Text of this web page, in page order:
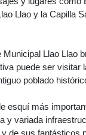
Llao y la Capilla
Llao Llao
puede ser visitar
poblado
esquí más
y variada
de sus fantásticos